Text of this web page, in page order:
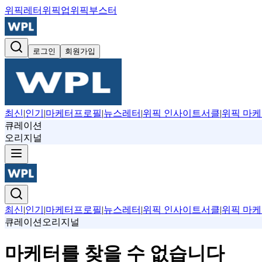
위픽레터 위픽업위픽부스터
로그인 회원가입
최신|인기 |마케터프로필|뉴스레터 |위픽 인사이트서클|위픽 마케
큐레이션
오리지널
최신|인기 |마케터프로필|뉴스레터 |위픽 인사이트서클|위픽 마케
큐레이션 오리지널
마케터를 찾을 수 없습니다